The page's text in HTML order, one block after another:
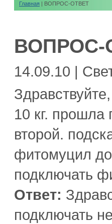
Главная | ВОПРОС-ОТВЕТ
ВОПРОС-
14.09.10 |
10 кг.
второй.
фитомуцил
подключать
Ответ:
подключать